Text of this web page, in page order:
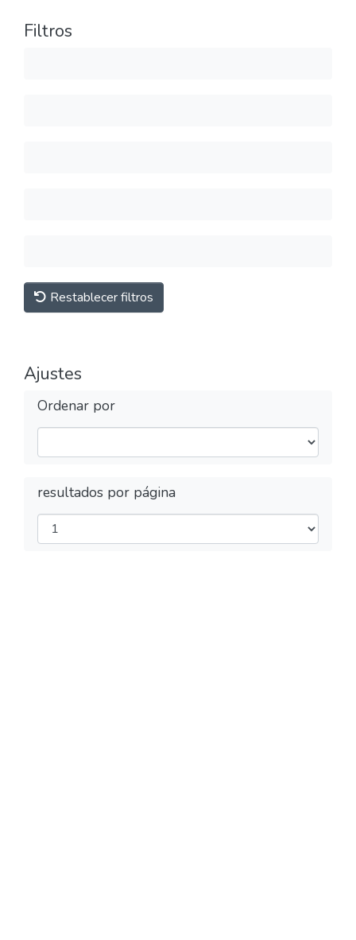
Filtros
Restablecer filtros
Ajustes
Ordenar por
resultados por página